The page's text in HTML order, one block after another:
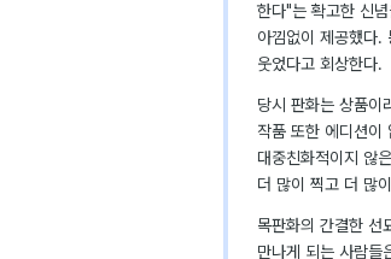
한다"는 확고한 신
아낌없이 제공했다.
웃었다고 회상한다.
당시 판화는 상품이
작품 또한 에디션이
대중친화적이지 않
더 많이 찍고 더 많
목판화의 간결한 선
만나게 되는 사람들